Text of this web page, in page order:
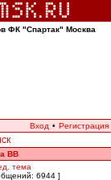
ФК "Спартак" Москва
Вход • Регистрация
ВВ
тема
6944 ]